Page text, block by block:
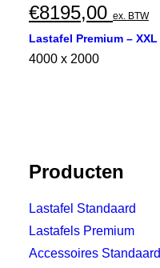
€8195,00 ex. BTW
Lastafel Premium – XXL
4000 x 2000
Producten
Lastafel Standaard
Lastafels Premium
Accessoires Standaard